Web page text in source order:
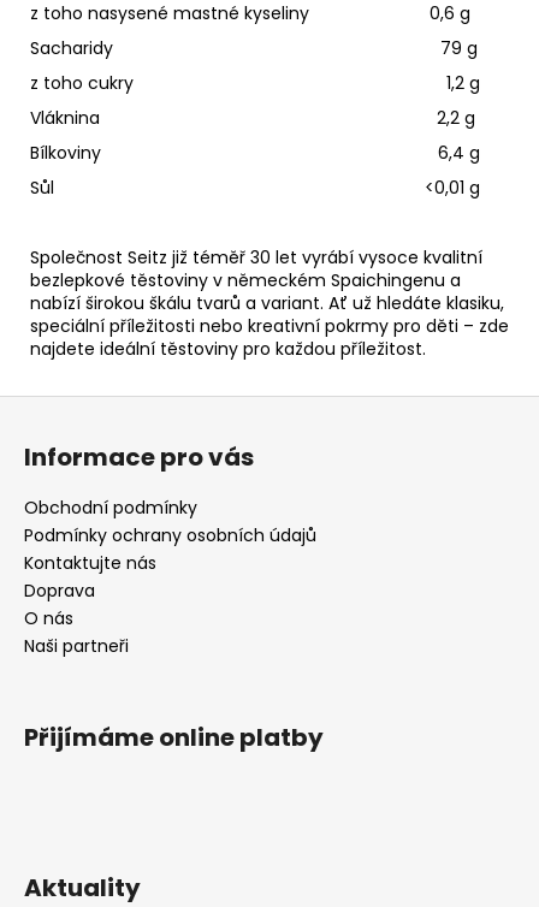
z toho nasysené mastné kyseliny 0,6 g
Sacharidy 79 g
z toho cukry 1,2 g
Vláknina 2,2 g
Bílkoviny 6,4 g
Sůl <0,01 g
Společnost Seitz již téměř 30 let vyrábí vysoce kvalitní
bezlepkové těstoviny v německém Spaichingenu a
nabízí širokou škálu tvarů a variant. Ať už hledáte klasiku,
speciální příležitosti nebo kreativní pokrmy pro děti – zde
najdete ideální těstoviny pro každou příležitost.
Informace pro vás
Obchodní podmínky
Podmínky ochrany osobních údajů
Kontaktujte nás
Doprava
O nás
Naši partneři
Přijímáme online platby
Aktuality